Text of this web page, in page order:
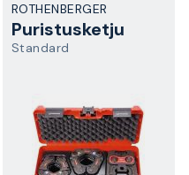
ROTHENBERGER
Puristusketju
Standard